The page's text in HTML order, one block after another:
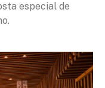
especial de